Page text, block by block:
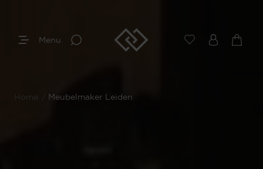
Menu
Home Meubelmaker Leiden